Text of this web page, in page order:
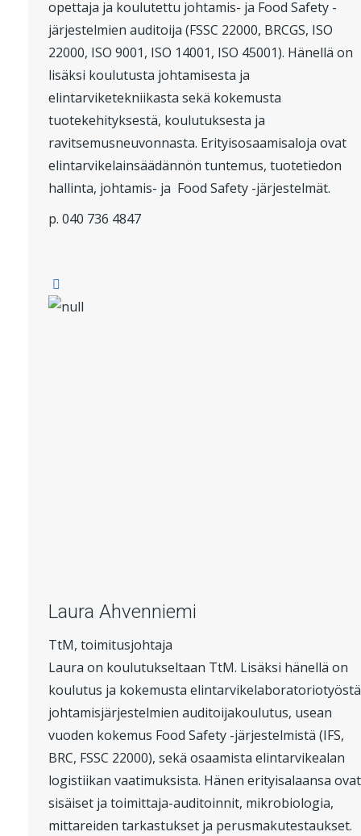
opettaja ja koulutettu johtamis- ja Food Safety -
järjestelmien auditoija (FSSC 22000, BRCGS, ISO
22000, ISO 9001, ISO 14001, ISO 45001). Hänellä on
lisäksi koulutusta johtamisesta ja
elintarviketekniikasta sekä kokemusta
tuotekehityksestä, koulutuksesta ja
ravitsemusneuvonnasta. Erityisosaamisaloja ovat
elintarvikelainsäädännön tuntemus, tuotetiedon
hallinta, johtamis- ja Food Safety -järjestelmät.
p. 040 736 4847
Laura Ahvenniemi
TtM, toimitusjohtaja
Laura on koulutukseltaan TtM. Lisäksi hänellä on
koulutus ja kokemusta
johtamisjärjestelmien auditoijakoulutus, usean
vuoden kokemus Food Safety -järjestelmistä (IFS,
BRC, FSSC 22000), sekä osaamista elintarvikealan
logistiikan vaatimuksista. Hänen erityisalaansa ovat
sisäiset ja toimittaja-auditoinnit, mikrobiologia,
mittareiden tarkastukset ja perusmakutestaukset.